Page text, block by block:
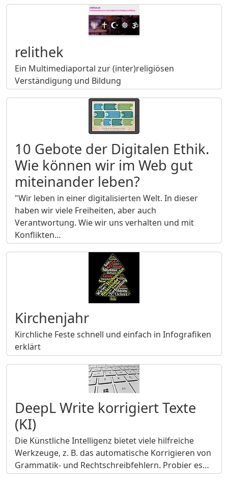
relithek
Ein Multimediaportal zur (inter)religiösen
Verständigung und Bildung
10 Gebote der Digitalen Ethik.
Wie können wir im Web gut
miteinander leben?
"Wir leben in einer digitalisierten Welt. In dieser
haben wir viele Freiheiten, aber auch
Verantwortung. Wie wir uns verhalten und mit
Konflikten…
Kirchenjahr
Kirchliche Feste schnell und einfach in Infografiken
erklärt
DeepL Write korrigiert Texte
(KI)
Die Künstliche Intelligenz bietet viele hilfreiche
Werkzeuge, z. B. das automatische Korrigieren von
Grammatik- und Rechtschreibfehlern. Probier es…